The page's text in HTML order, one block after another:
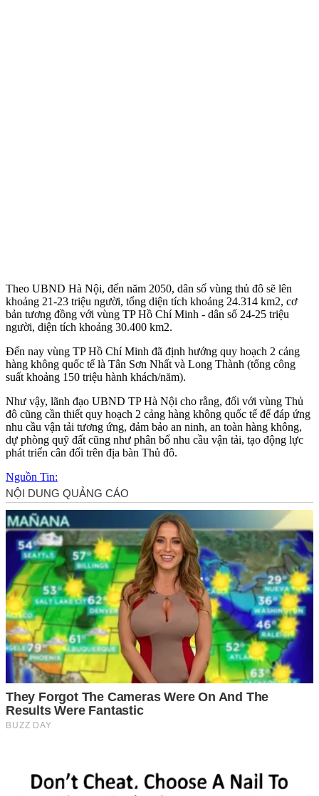
Theo UBND Hà Nội, đến năm 2050, dân số vùng thủ đô sẽ lên
khoảng 21-23 triệu người, tổng diện tích khoảng 24.314 km2, cơ
bản tương đồng với vùng TP Hồ Chí Minh - dân số 24-25 triệu
người, diện tích khoảng 30.400 km2.
Đến nay vùng TP Hồ Chí Minh đã định hướng quy hoạch 2 cảng
hàng không quốc tế là Tân Sơn Nhất và Long Thành (tổng công
suất khoảng 150 triệu hành khách/năm).
Như vậy, lãnh đạo UBND TP Hà Nội cho rằng, đối với vùng Thủ
đô cũng cần thiết quy hoạch 2 cảng hàng không quốc tế để đáp ứng
nhu cầu vận tải tương ứng, đảm bảo an ninh, an toàn hàng không,
dự phòng quỹ đất cũng như phân bổ nhu cầu vận tải, tạo động lực
phát triển cân đối trên địa bàn Thủ đô.
Nguồn Tin: